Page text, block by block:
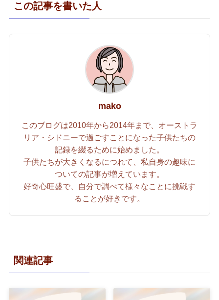
この記事を書いた人
mako
このブログは2010年から2014年まで、オーストラ
リア・シドニーで過ごすことになった子供たちの
記録を綴るために始めました。
子供たちが大きくなるにつれて、私自身の趣味に
ついての記事が増えています。
好奇心旺盛で、自分で調べて様々なことに挑戦す
ることが好きです。
関連記事